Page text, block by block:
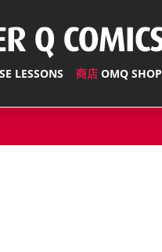
LESSONS 商店 OMQ SHOP